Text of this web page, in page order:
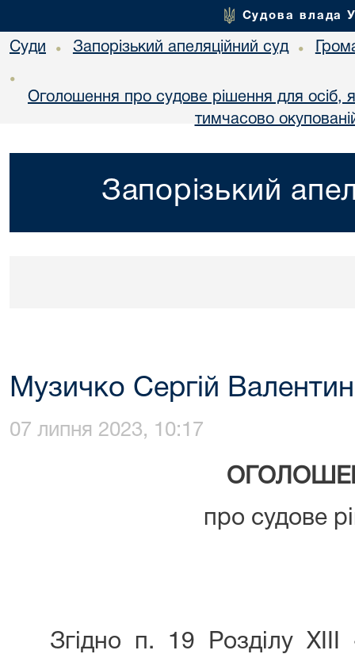
Судова влада
Суди • Запорізький апеляційний суд •
•
Оголошення про судове рішення для осіб,
тимчасово
Запорізький
Музичко Сергій
07 липня 2023, 10:17
про судове
Згідно п. 19 Розділу XIII